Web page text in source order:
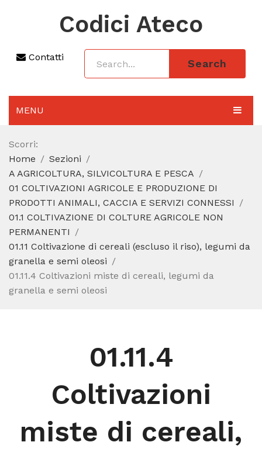
Codici Ateco
Contatti
Search
MENU
AGGIORNAMENTO 2025
SEZIONI
CODICE ATECO A COSA SERVE
REGIME FORFETTARIO
CODICE FISCALE
Scorri:
Home
Sezioni
A AGRICOLTURA, SILVICOLTURA E PESCA
01 COLTIVAZIONI AGRICOLE E PRODUZIONE DI
PRODOTTI ANIMALI, CACCIA E SERVIZI CONNESSI
01.1 COLTIVAZIONE DI COLTURE AGRICOLE NON
PERMANENTI
01.11 Coltivazione di cereali (escluso il riso), legumi da
granella e semi oleosi
01.11.4 Coltivazioni miste di cereali, legumi da
granella e semi oleosi
01.11.4
Coltivazioni
miste di cereali,